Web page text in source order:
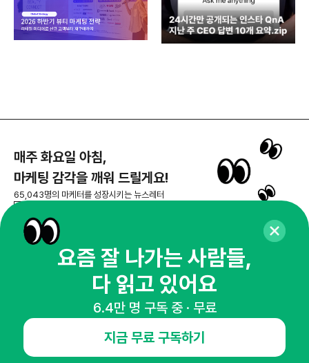
매주 화요일 아침,
마케팅 감각을 깨워 드릴게요!
65,043명의 마케터를 성장시키는 뉴스레터
오픈애즈란 공지사항 제휴문의
인사이터 신청
뉴스레터
요즘 잘 나가는 사람들,
다 읽고 있어요
6.4만 명 구독 중 · 무료
지금 무료 구독하기